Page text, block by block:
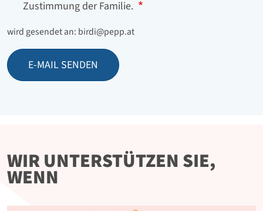
Zustimmung der Familie.
wird gesendet an: birdi@pepp.at
E-MAIL SENDEN
WIR UNTERSTÜTZEN SIE,
WENN